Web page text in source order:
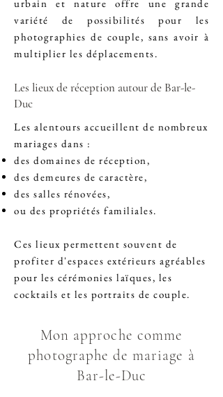
urbain et nature offre une grande
variété de possibilités pour les
photographies de couple, sans avoir à
multiplier les déplacements.
Les lieux de réception autour de Bar-le-
Duc
Les alentours accueillent de nombreux
mariages dans :
des domaines de réception,
des demeures de caractère,
des salles rénovées,
ou des propriétés familiales.
Ces lieux permettent souvent de
profiter d'espaces extérieurs agréables
pour les cérémonies laïques, les
cocktails et les portraits de couple.
Mon approche comme
photographe de mariage à
Bar-le-Duc